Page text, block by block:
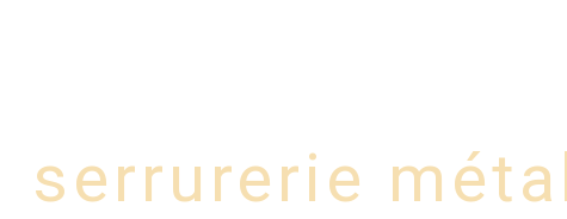
serrurerie